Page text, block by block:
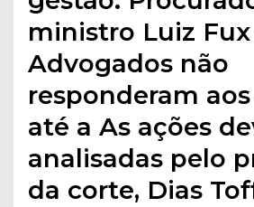
ministro Luiz
Advogados não
responderam
até a As ações
analisadas pelo
da corte, Dias